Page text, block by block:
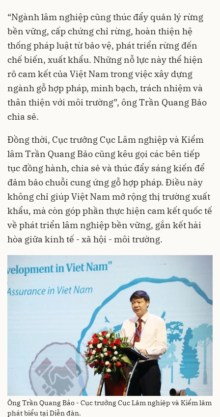
“Ngành lâm nghiệp cũng thúc đẩy quản lý rừng
bền vững, cấp chứng chỉ rừng, hoàn thiện hệ
thống pháp luật từ bảo vệ, phát triển rừng đến
chế biến, xuất khẩu. Những nỗ lực này thể hiện
rõ cam kết của Việt Nam trong việc xây dựng
ngành gỗ hợp pháp, minh bạch, trách nhiệm và
thân thiện với môi trường”, ông Trần Quang Bảo
chia sẻ.
Đồng thời, Cục trưởng Cục Lâm nghiệp và Kiểm
lâm Trần Quang Bảo cũng kêu gọi các bên tiếp
tục đồng hành, chia sẻ và thúc đẩy sáng kiến để
đảm bảo chuỗi cung ứng gỗ hợp pháp. Điều này
không chỉ giúp Việt Nam mở rộng thị trường xuất
khẩu, mà còn góp phần thực hiện cam kết quốc tế
về phát triển lâm nghiệp bền vững, gắn kết hài
hòa giữa kinh tế - xã hội - môi trường.
Ông Trần Quang Bảo - Cục trưởng Cục Lâm nghiệp và Kiểm lâm
phát biểu tại Diễn đàn.